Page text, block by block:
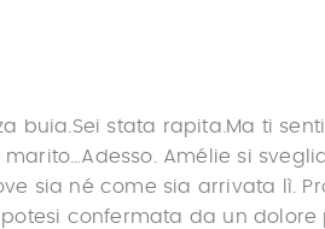
buia.Sei stata rapita.Ma ti
Amélie si
sia né come sia arrivata lì.
confermata da un dolore